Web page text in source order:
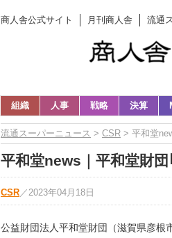
商人舎公式サイト 月刊商人舎 流通
組織 人事 戦略 決算
流通スーパーニュース > CSR > 平和堂
平和堂news｜平和堂財
CSR ／ 2023年04月18日
公益財団法人平和堂財団（滋賀県彦根